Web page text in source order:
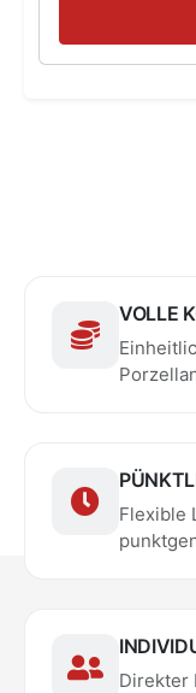
VOLLE
Flexible
Direkter